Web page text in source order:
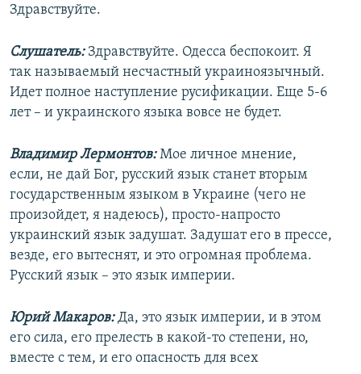
Здравствуйте.
Слушатель: Здравствуйте. Одесса беспокоит. Я
так называемый несчастный украиноязычный.
Идет полное наступление русификации. Еще 5-6
лет – и украинского языка вовсе не будет.
Владимир Лермонтов:Мое личное мнение,
если, не дай Бог, русский язык станет вторым
государственным языком в Украине (чего не
произойдет, я надеюсь), просто-напросто
украинский язык задушат. Задушат его в прессе,
везде, его вытеснят, и это огромная проблема.
Русский язык – это язык империи.
Юрий Макаров:Да, это язык империи, и в этом
его сила, его прелесть в какой-то степени, но,
вместе с тем, и его опасность для всех